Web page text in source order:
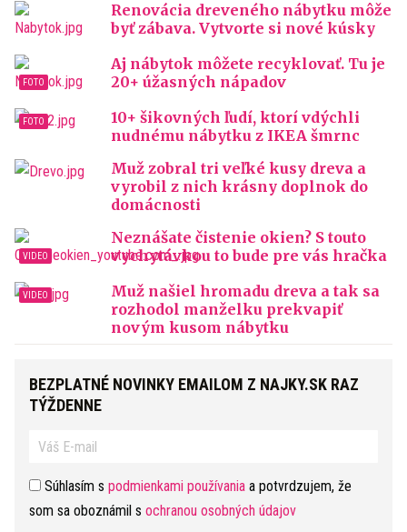
Renovácia dreveného nábytku môže
byť zábava. Vytvorte si nové kúsky
Aj nábytok môžete recyklovať. Tu je
20+ úžasných nápadov
10+ šikovných ľudí, ktorí vdýchli
nudnému nábytku z IKEA šmrnc
Muž zobral tri veľké kusy dreva a
vyrobil z nich krásny doplnok do
domácnosti
Neznášate čistenie okien? S touto
vychytávkou to bude pre vás hračka
Muž našiel hromadu dreva a tak sa
rozhodol manželku prekvapiť
novým kusom nábytku
BEZPLATNÉ NOVINKY EMAILOM Z NAJKY.SK RAZ
TÝŽDENNE
Súhlasím s podmienkami používania a potvrdzujem, že
som sa oboznámil s ochranou osobných údajov